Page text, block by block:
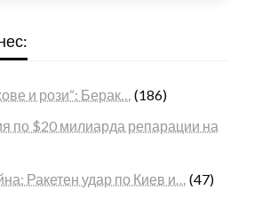
и рози“: Берак… (186)
по $20 милиарда репарации на
Ракетен удар по Киев и… (47)